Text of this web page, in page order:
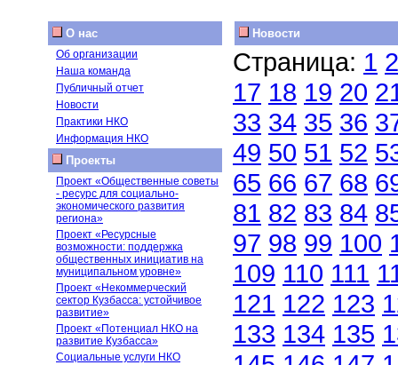
О нас
Об организации
Наша команда
Публичный отчет
Новости
Практики НКО
Информация НКО
Проекты
Проект «Общественные советы
- ресурс для социально-
экономического развития
региона»
Проект «Ресурсные
возможности: поддержка
общественных инициатив на
муниципальном уровне»
Проект «Некоммерческий
сектор Кузбасса: устойчивое
развитие»
Проект «Потенциал НКО на
развитие Кузбасса»
Социальные услуги НКО
Новости
Страница: 1 2
17 18 19 20
33 34 35 36
49 50 51 52
65 66 67 68
81 82 83 84
97 98 99 100
109 110 111
121 122 123
133 134 135